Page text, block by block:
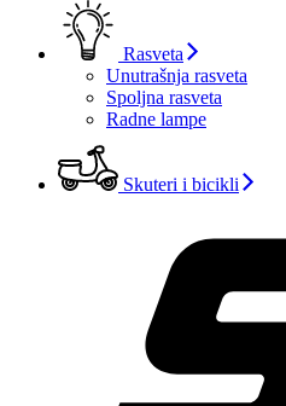
Rasveta
Unutrašnja rasveta
Spoljna rasveta
Radne lampe
Skuteri i bicikli